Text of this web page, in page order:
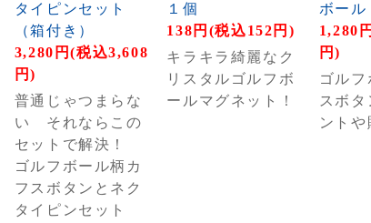
タイピンセット
（箱付き）
3,280円(税込3,608
円)
普通じゃつまらな
い それならこの
セットで解決！
ゴルフボール柄カ
フスボタンとネク
タイピンセット
１個
138円(税込152円)
キラキラ綺麗なク
リスタルゴルフボ
ールマグネット！
ボール
1,280
円)
ゴルフ
スボ
ントや